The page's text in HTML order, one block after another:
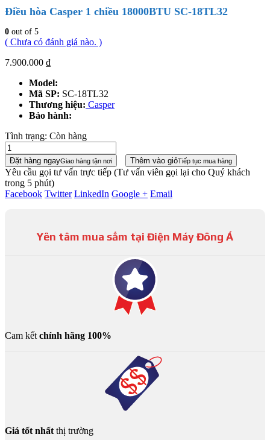
Điều hòa Casper 1 chiều 18000BTU SC-18TL32
0 out of 5
( Chưa có đánh giá nào. )
7.900.000 ₫
Model:
Mã SP: SC-18TL32
Thương hiệu: Casper
Bảo hành:
Tình trạng: Còn hàng
Đặt hàng ngayGiao hàng tận nơi Thêm vào giỏTiếp tục mua hàng
Yêu cầu gọi tư vấn trực tiếp (Tư vấn viên gọi lại cho Quý khách
trong 5 phút)
Facebook Twitter LinkedIn Google + Email
Yên tâm mua sắm tại Điện Máy Đông Á
Cam kết chính hãng 100%
Giá tốt nhất thị trường